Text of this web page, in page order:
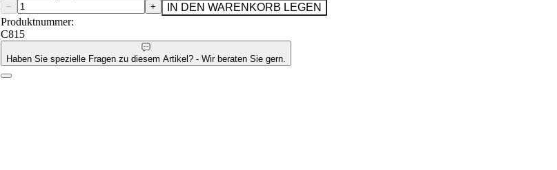
− +
IN DEN WARENKORB LEGEN
Produktnummer:
C815
Haben Sie spezielle Fragen zu diesem Artikel? - Wir beraten Sie gern.